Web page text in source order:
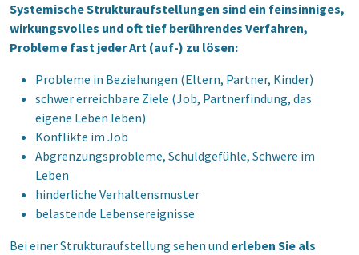
Systemische Strukturaufstellungen sind ein feinsinniges,
wirkungsvolles und oft tief berührendes Verfahren,
Probleme fast jeder Art (auf-) zu lösen:
Probleme in Beziehungen (Eltern, Partner, Kinder)
schwer erreichbare Ziele (Job, Partnerfindung, das
eigene Leben leben)
Konflikte im Job
Abgrenzungsprobleme, Schuldgefühle, Schwere im
Leben
hinderliche Verhaltensmuster
belastende Lebensereignisse
Bei einer Strukturaufstellung sehen und erleben Sie als